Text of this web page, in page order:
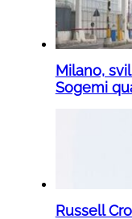
Milano,
Sogemi
Russell